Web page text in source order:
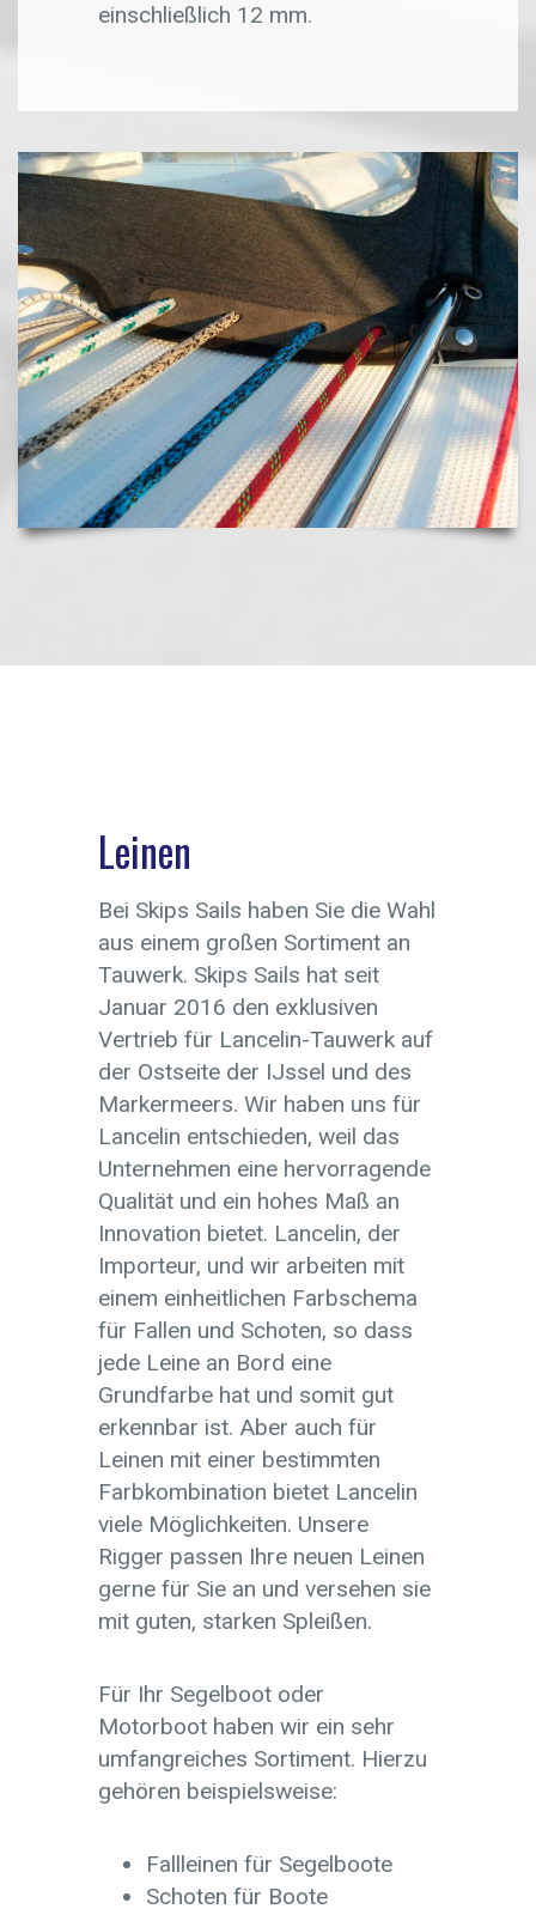
einschließlich 12 mm.
Leinen
Bei Skips Sails haben Sie die Wahl
aus einem großen Sortiment an
Tauwerk. Skips Sails hat seit
Januar 2016 den exklusiven
Vertrieb für Lancelin-Tauwerk auf
der Ostseite der IJssel und des
Markermeers. Wir haben uns für
Lancelin entschieden, weil das
Unternehmen eine hervorragende
Qualität und ein hohes Maß an
Innovation bietet. Lancelin, der
Importeur, und wir arbeiten mit
einem einheitlichen Farbschema
für Fallen und Schoten, so dass
jede Leine an Bord eine
Grundfarbe hat und somit gut
erkennbar ist. Aber auch für
Leinen mit einer bestimmten
Farbkombination bietet Lancelin
viele Möglichkeiten. Unsere
Rigger passen Ihre neuen Leinen
gerne für Sie an und versehen sie
mit guten, starken Spleißen.
Für Ihr Segelboot oder
Motorboot haben wir ein sehr
umfangreiches Sortiment. Hierzu
gehören beispielsweise:
Fallleinen für Segelboote
Schoten für Boote